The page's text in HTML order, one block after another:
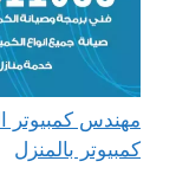
كمبيوتر بالمنزل